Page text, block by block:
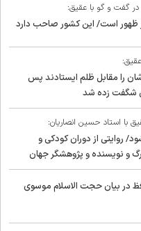
گفت و گو با عقیق:
است/ این کشور صاحب دارد
را مقابل ظلم ایستادند پس
شگفت زده شد
استاد حسین انصاریان:
روایتی از دوران کودکی و
و نویسنده و پژوهشگر جهان
بیان حجت الاسلام موسوی